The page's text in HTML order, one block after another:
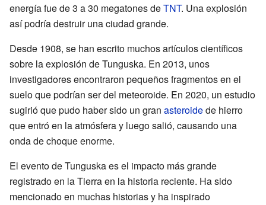
energía fue de 3 a 30 megatones deTNT. Una explosión
así podría destruir una ciudad grande.
Desde 1908, se han escrito muchos artículos científicos
sobre la explosión de Tunguska. En 2013, unos
investigadores encontraron pequeños fragmentos en el
suelo que podrían ser del meteoroide. En 2020, un estudio
sugirió que pudo haber sido un gran asteroidede hierro
que entró en la atmósfera y luego salió, causando una
onda de choque enorme.
El evento de Tunguska es el impacto más grande
registrado en la Tierra en la historia reciente. Ha sido
mencionado en muchas historias y ha inspirado